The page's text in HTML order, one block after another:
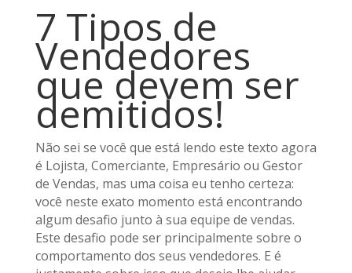
7 Tipos de
Vendedores
que devem ser
demitidos!
Não sei se você que está lendo este texto agora
é Lojista, Comerciante, Empresário ou Gestor
de Vendas, mas uma coisa eu tenho certeza:
você neste exato momento está encontrando
algum desafio junto à sua equipe de vendas.
Este desafio pode ser principalmente sobre o
comportamento dos seus vendedores. E é